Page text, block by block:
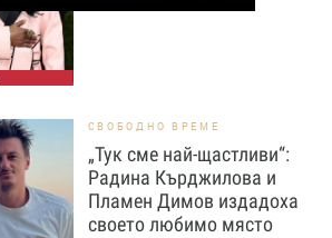
СВОБОДНО ВРЕМЕ
„Тук сме най-щастливи“:
Радина Кърджилова и
Пламен Димов издадоха
своето любимо място